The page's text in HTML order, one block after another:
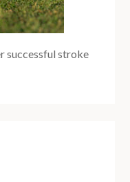
successful stroke